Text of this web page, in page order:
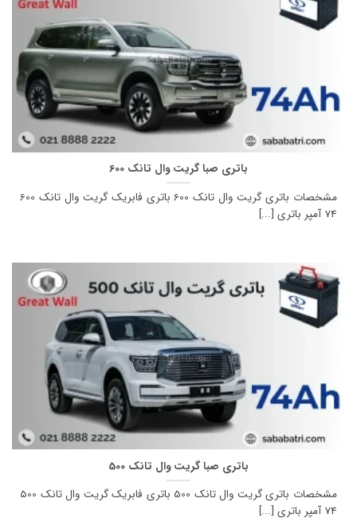
باتری صبا گریت وال تانک 600
مشخصات باتری گریت وال تانک 600 باتری فابریک گریت وال تانک 600
74 آمپر باتری [...]
باتری صبا گریت وال تانک 500
مشخصات باتری گریت وال تانک 500 باتری فابریک گریت وال تانک 500
74 آمپر باتری [...]